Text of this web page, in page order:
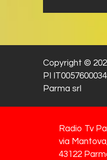
Copyright ©
PI
Parma srl
Radio Tv
via
43122